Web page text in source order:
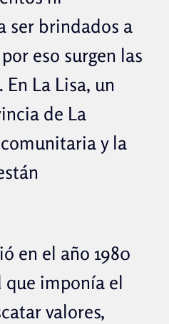
ser brindados a
eso surgen las
La Lisa, un
de La
y la
en el año 1980
que imponía el
valores,